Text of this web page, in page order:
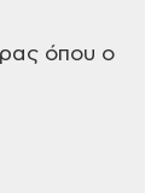
όπου ο